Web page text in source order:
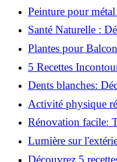
Peinture pour
possible?
Santé Naturelle :
Incontournables
Plantes pour
votre Terrasse en
5 Recettes
des huiles
Dents blanches:
ingrédients naturels!
Activité physique
compte pour votre
Rénovation facile:
parquet irrégulier
Lumière sur
concevoir et
Découvrez 5